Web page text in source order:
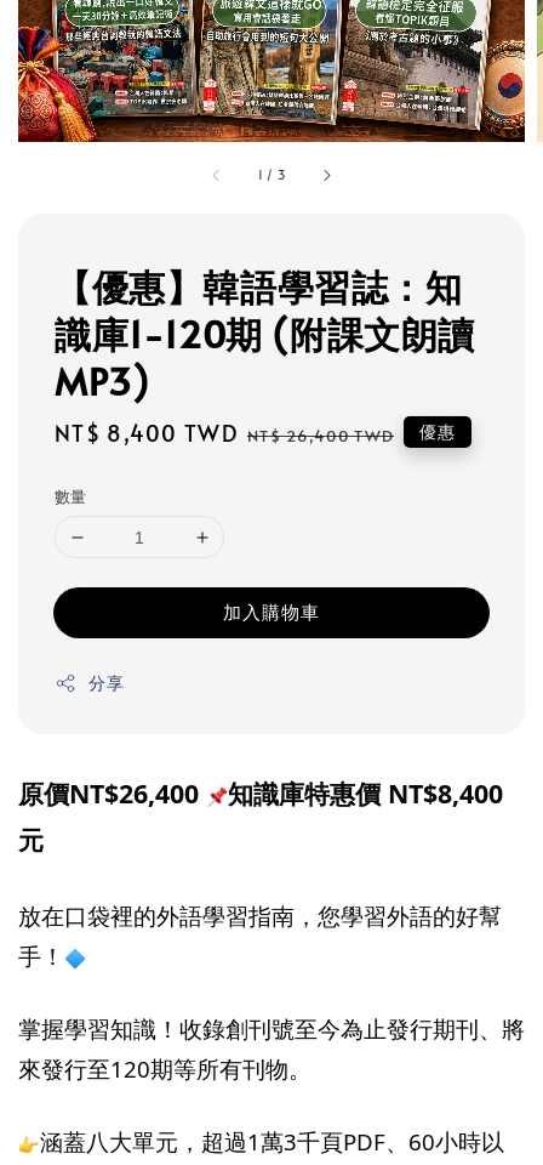
1 / 3
【優惠】韓語學習誌：知
識庫1-120期 (附課文朗讀
MP3)
Sale
NT$ 8,400 TWD Regular
NT$ 26,400 TWD 優惠
數量
加入購物車
分享
原價NT$26,400
知識庫特惠價 NT$8,400
元
放在口袋裡的外語學習指南，您學習外語的好幫
手！
掌握學習知識！收錄創刊號至今為止發行期刊、將
來發行至120期等所有刊物。
涵蓋八大單元，超過1萬3千頁PDF、60小時以